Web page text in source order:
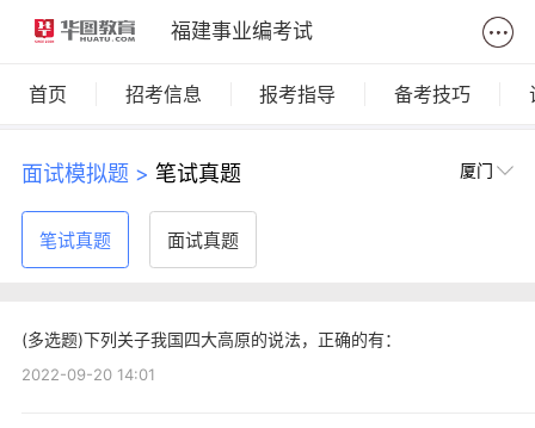
福建事业编考试
首页 招考信息 报考指导 备考技巧
面试模拟题 > 笔试真题 厦门
笔试真题 面试真题
(多选题)下列关子我国四大高原的说法，正确的有：
2022-09-20 14:01